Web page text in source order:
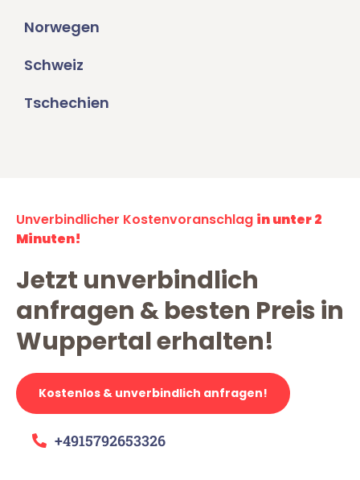
Norwegen
Schweiz
Tschechien
Unverbindlicher Kostenvoranschlag in unter 2
Minuten!
Jetzt unverbindlich
anfragen & besten Preis in
Wuppertal erhalten!
Kostenlos & unverbindlich anfragen!
+4915792653326